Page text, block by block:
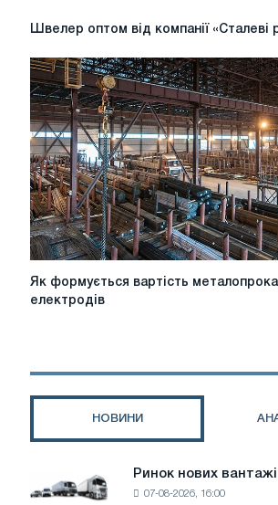
Швелер
від
компанії
«Сталеві
рішення»
Швелер оптом від компанії «Сталеві
Як
формується
електродів
Як формується вартість
електродів
НОВИНИ
Ринок
нових
Ринок нових
07-08-2026, 16:00